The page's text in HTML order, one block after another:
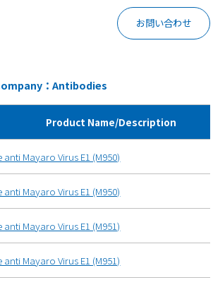
お問い合わせ
：Antibodies
Product Name/Description
anti Mayaro Virus E1 (M950)
anti Mayaro Virus E1 (M950)
anti Mayaro Virus E1 (M951)
anti Mayaro Virus E1 (M951)